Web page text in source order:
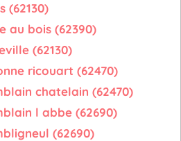
(62130)
au bois (62390)
(62130)
ricouart (62470)
chatelain (62470)
l abbe (62690)
(62690)